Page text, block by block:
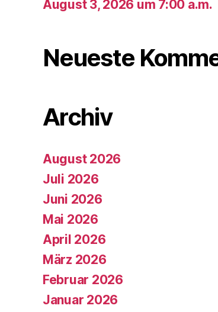
August 3, 2026 um 7:00 a.m.
Neueste
Archiv
August 2026
Juli 2026
Juni 2026
Mai 2026
April 2026
März 2026
Februar 2026
Januar 2026